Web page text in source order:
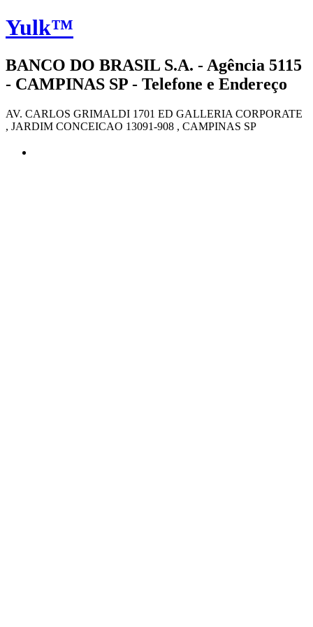
Yulk™
BANCO DO BRASIL S.A. - Agência 5115
- CAMPINAS SP - Telefone e Endereço
AV. CARLOS GRIMALDI 1701 ED GALLERIA CORPORATE
, JARDIM CONCEICAO 13091-908 , CAMPINAS SP